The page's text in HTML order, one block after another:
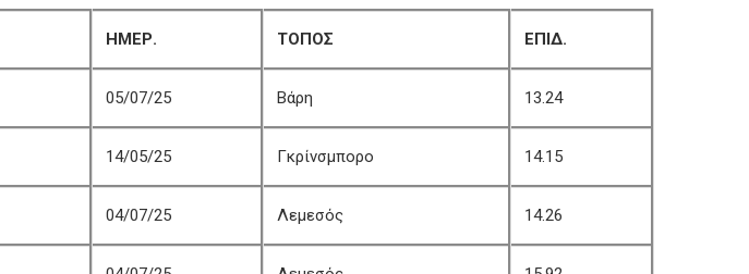
ΗΜΕΡ. ΤΟΠΟΣ ΕΠΙΔ.
05/07/25 Βάρη 13.24
14/05/25 Γκρίνσμπορο 14.15
04/07/25 Λεμεσός 14.26